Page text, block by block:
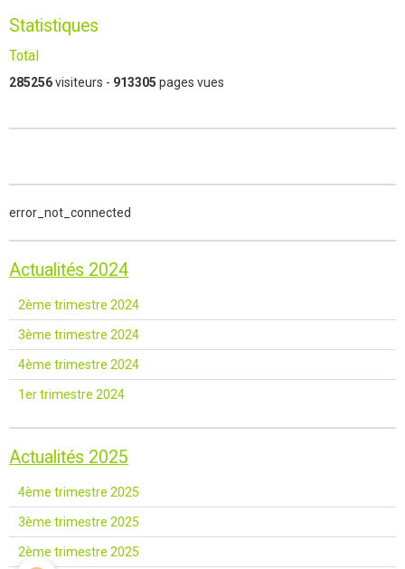
Statistiques
Total
285256visiteurs - 913305 pages vues
error_not_connected
Actualités 2024
2ème trimestre 2024
3ème trimestre 2024
4ème trimestre 2024
1er trimestre 2024
Actualités 2025
4ème trimestre 2025
3ème trimestre 2025
2ème trimestre 2025